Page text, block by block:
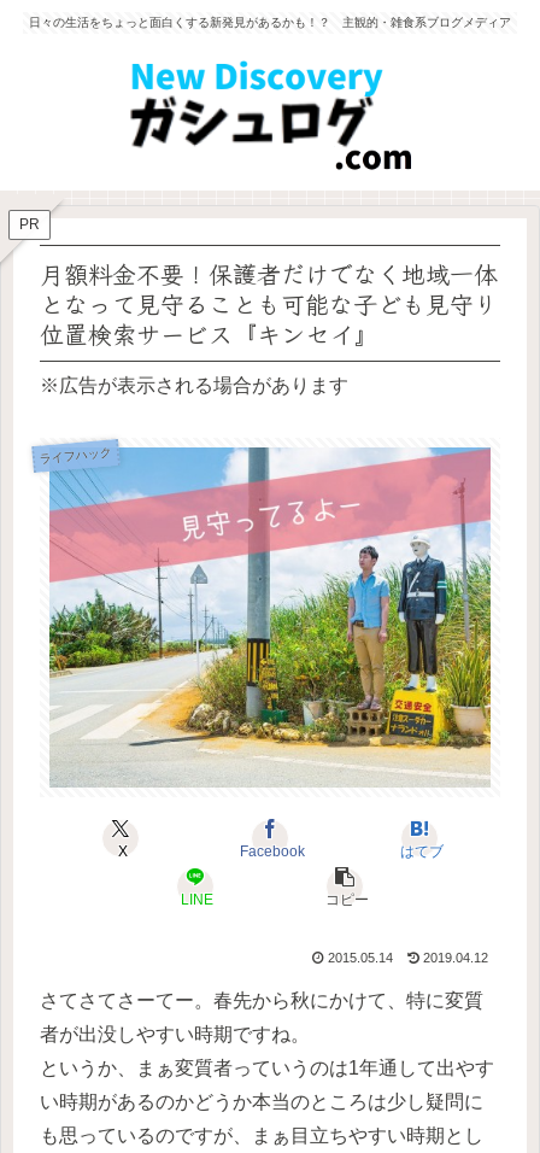
日々の生活をちょっと面白くする新発見があるかも！？ 主観的・雑食系ブログメディア
PR
月額料金不要！保護者だけでなく地域一体
となって見守ることも可能な子ども見守り
位置検索サービス『キンセイ』
※広告が表示される場合があります
ライフハック
X Facebook はてブ
LINE コピー
2015.05.14 2019.04.12
さてさてさーてー。春先から秋にかけて、特に変質
者が出没しやすい時期ですね。
というか、まぁ変質者っていうのは1年通して出やす
い時期があるのかどうか本当のところは少し疑問に
も思っているのですが、まぁ目立ちやすい時期とし